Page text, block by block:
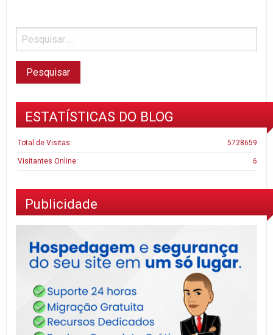
ESTATÍSTICAS DO BLOG
5728659
Total de Visitas:
6
Visitantes Online:
Publicidade